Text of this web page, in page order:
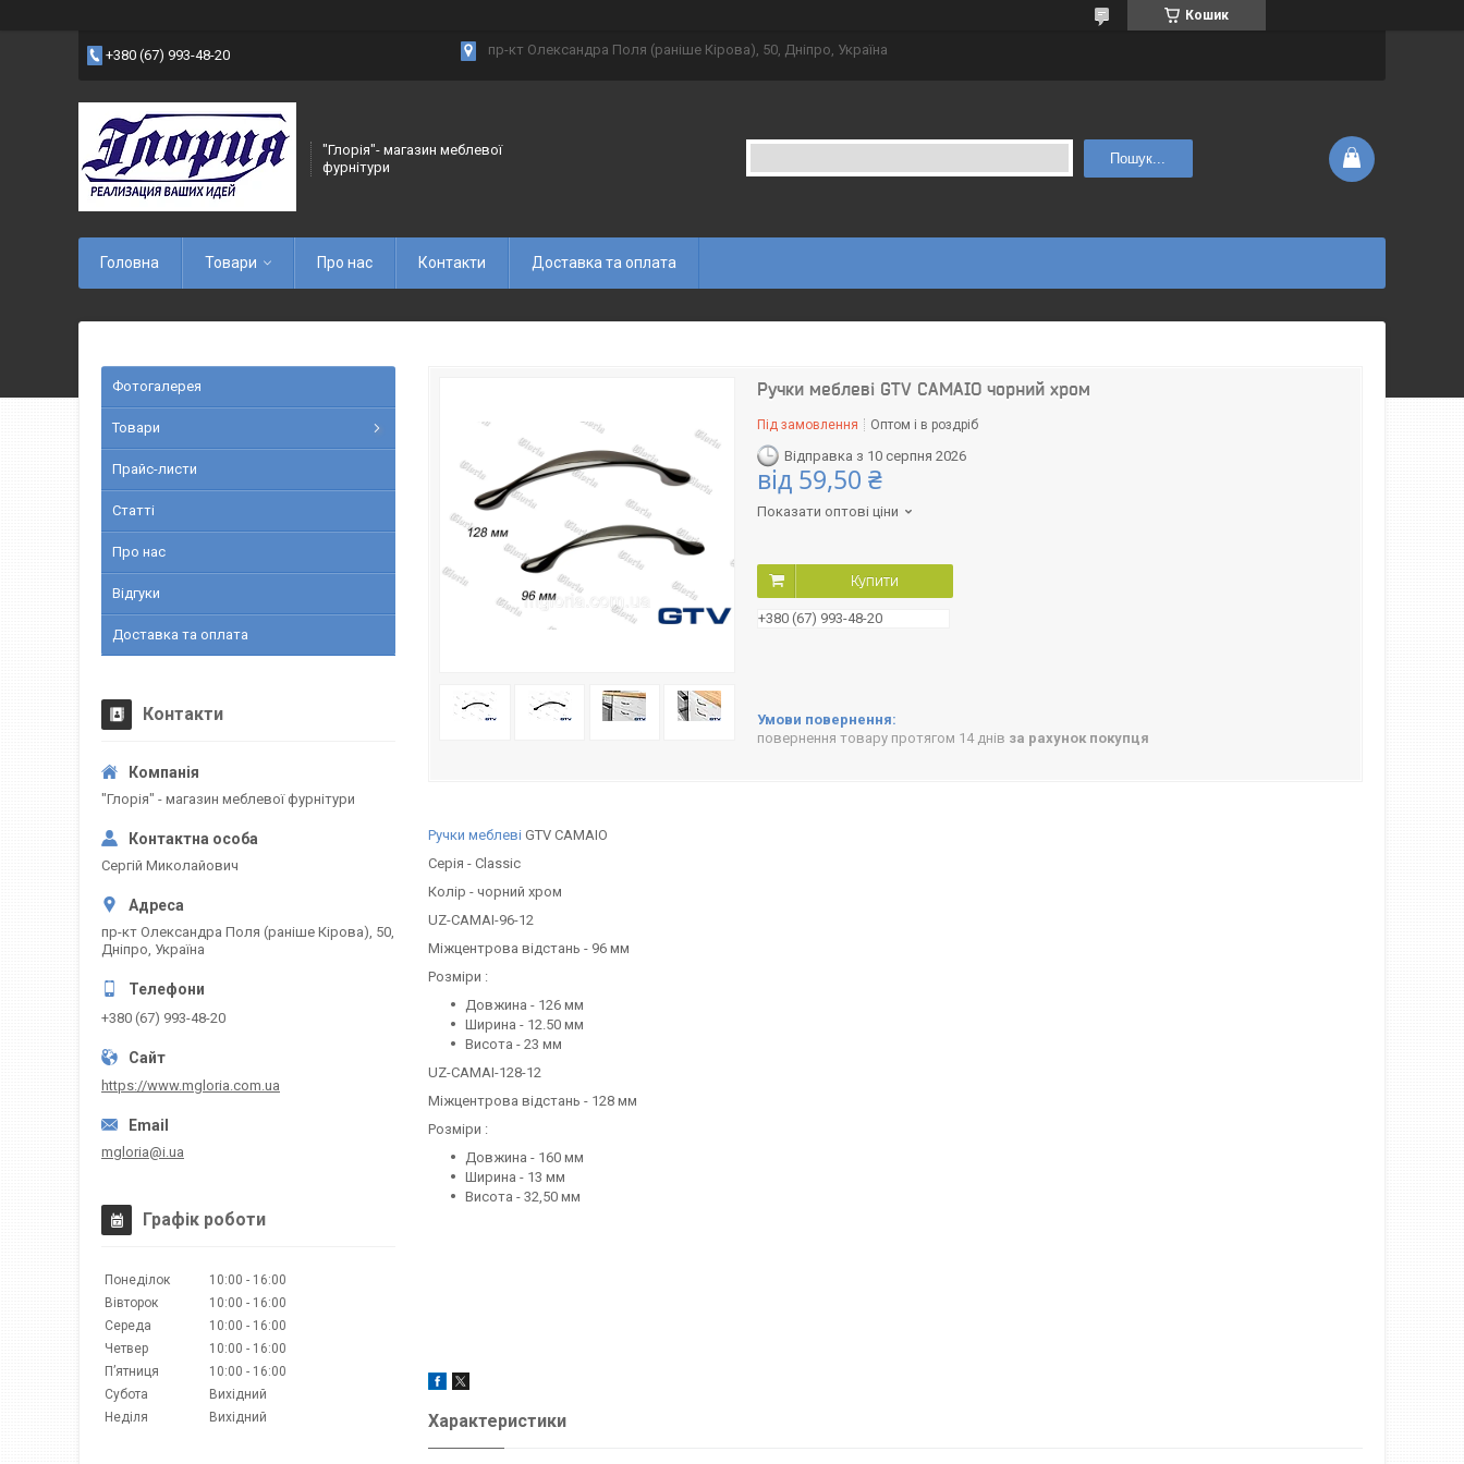
Кошик
+380 (67) 993-48-20 пр-кт Олександра Поля (раніше Кірова), 50, Дніпро, Україна
"Глорія"- магазин меблевої
фурнітури
Пошук...
Головна Товари Про нас Контакти Доставка та оплата
Ручки меблеві GTV CAMAIO чорний хром
Під замовлення Оптом і в роздріб
Відправка з 10 серпня 2026
від 59,50 ₴
Показати оптові ціни
Купити
+380 (67) 993-48-20
повернення товару протягом 14 днів за рахунок покупця
Ручки меблеві GTV CAMAIO
Серія - Classic
Колір - чорний хром
UZ-CAMAI-96-12
Міжцентрова відстань - 96 мм
Розміри :
Довжина - 126 мм
Ширина - 12.50 мм
Висота - 23 мм
UZ-CAMAI-128-12
Міжцентрова відстань - 128 мм
Розміри :
Довжина - 160 мм
Ширина - 13 мм
Висота - 32,50 мм
Характеристики
Фотогалерея
Товари
Прайс-листи
Статті
Про нас
Відгуки
Доставка та оплата
Контакти
"Глорія" - магазин меблевої фурнітури
Сергій Миколайович
пр-кт Олександра Поля (раніше Кірова), 50,
Дніпро, Україна
+380 (67) 993-48-20
https://www.mgloria.сom.ua
mgloria@i.ua
Графік роботи
Понеділок 10:00
16:00
Вівторок
10:00
16:00
Середа
10:00
16:00
Четвер
10:00
16:00
Пʼятниця
10:00
16:00
Субота
Вихідний
Неділя
Вихідний